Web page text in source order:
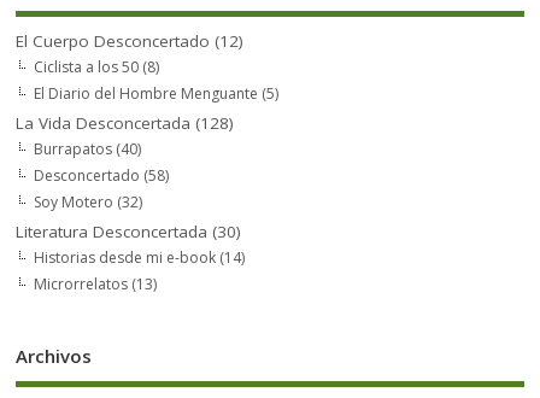
El Cuerpo Desconcertado (12)
Ciclista a los 50 (8)
El Diario del Hombre Menguante (5)
La Vida Desconcertada (128)
Burrapatos (40)
Desconcertado (58)
Soy Motero (32)
Literatura Desconcertada (30)
Historias desde mi e-book (14)
Microrrelatos (13)
Archivos